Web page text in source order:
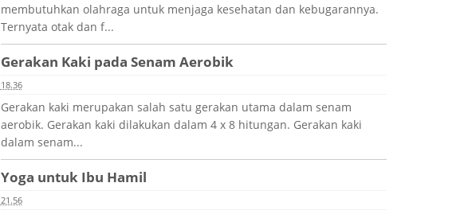
membutuhkan olahraga untuk menjaga kesehatan dan kebugarannya.
Ternyata otak dan f...
Gerakan Kaki pada Senam Aerobik
18.36
Gerakan kaki merupakan salah satu gerakan utama dalam senam
aerobik. Gerakan kaki dilakukan dalam 4 x 8 hitungan. Gerakan kaki
dalam senam...
Yoga untuk Ibu Hamil
21.56